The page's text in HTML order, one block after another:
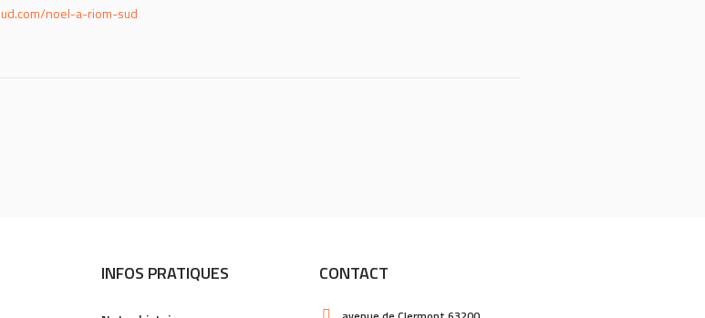
noel-a-riom-sud
INFOS PRATIQUES CONTACT